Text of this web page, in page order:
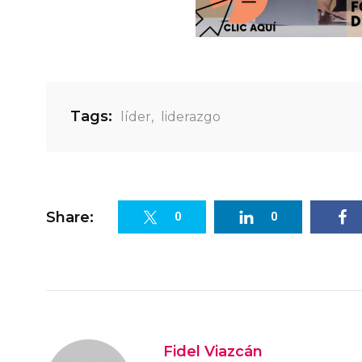
Tags: líder, liderazgo
Share: 0 0
Fidel Viazcán